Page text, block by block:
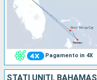
Pagamento in 4X
STATI UNITI, BAHAMAS